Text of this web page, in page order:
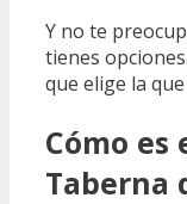
Y no te
tienes
que elige la
Cómo es
Taberna